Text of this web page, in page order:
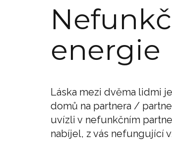
energie
Láska mezi dvěma lidmi
domů na partnera /
uvízli v nefunkčním
nabíjel, z vás nefungující